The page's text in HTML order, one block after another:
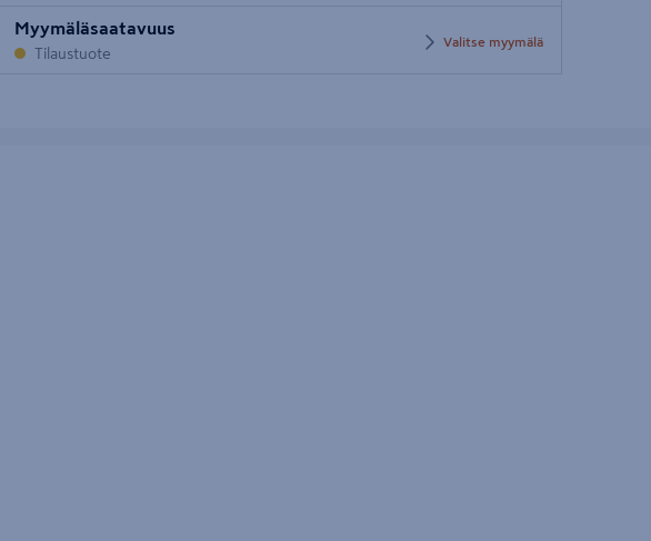
postinumero
Myymäläsaatavuus
Tilaustuote
Valitse myymälä